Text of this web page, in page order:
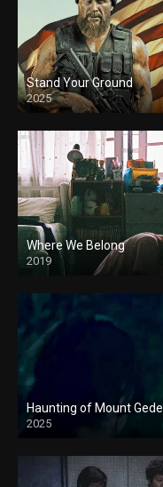
Stand Your Ground
2025
Where We Belong
2019
Haunting of Mount Gede
2025